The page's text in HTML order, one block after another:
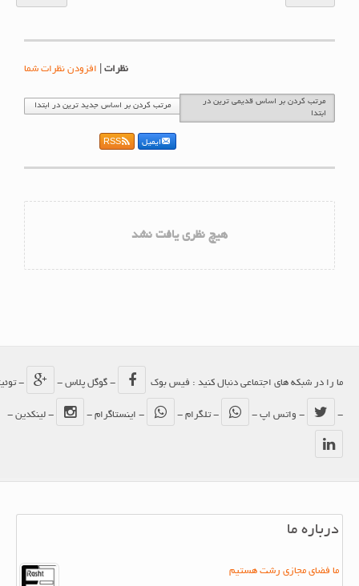
نظرات |افزودن نظرات شما
مرتب کردن بر اساس قدیمی ترین در
مرتب کردن بر اساس جدید ترین در ابتدا
ایمیل RSS
هیچ نظری یافت نشد
ما را در شبکه های اجتماعی دنبال کنید : فیس بوک - گوگل پلاس - - توئیتر
- واتس اپ - - تلگرام - - اینستاگرام - - لینکدین -
درباره ما
ما فضای مجازی رشت هستیم